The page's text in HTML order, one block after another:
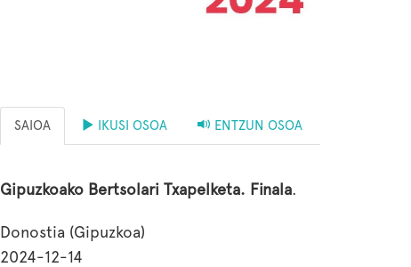
SAIOA IKUSI OSOA ENTZUN OSOA
Gipuzkoako Bertsolari Txapelketa. Finala.
Donostia (Gipuzkoa)
2024-12-14